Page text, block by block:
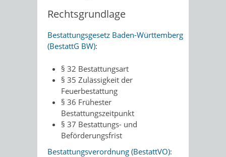
Rechtsgrundlage
Bestattungsgesetz Baden-Württemberg
(BestattG BW):
§ 32 Bestattungsart
§ 35 Zulässigkeit der
Feuerbestattung
§ 36 Frühester
Bestattungszeitpunkt
§ 37 Bestattungs- und
Beförderungsfrist
Bestattungsverordnung (BestattVO):